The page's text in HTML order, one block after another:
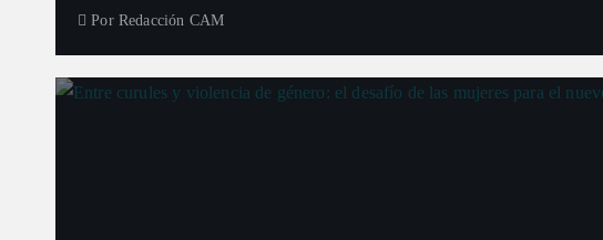
Por Redacción CAM